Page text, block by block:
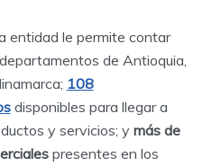
entidad le permite contar
de Antioquia,
108
disponibles para llegar a
y servicios; y más de
presentes en los